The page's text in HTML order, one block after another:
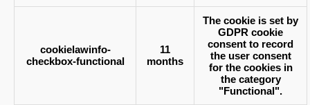
cookielawinfo-
checkbox-functional
11
months
The cookie is set by
GDPR cookie
consent to record
the user consent
for the cookies in
the category
"Functional".